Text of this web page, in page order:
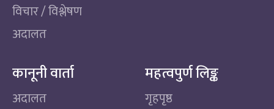
विचार / विश्लेषण
अदालत
कानूनी वार्ता
अदालत
महत्वपुर्ण लिङ्क
गृहपृष्ठ